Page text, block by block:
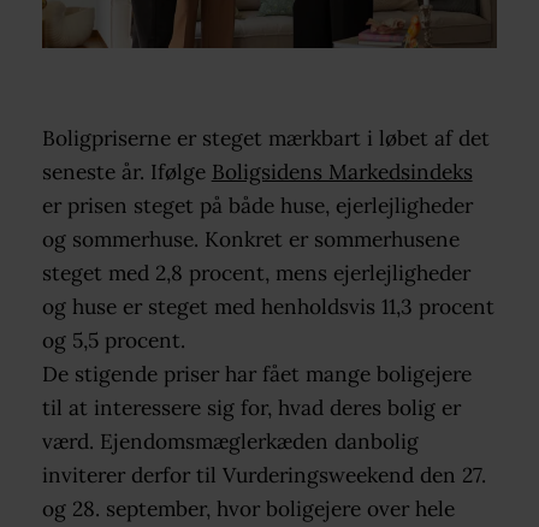
Boligpriserne er steget mærkbart i løbet af det
seneste år. Ifølge Boligsidens Markedsindeks
er prisen steget på både huse, ejerlejligheder
og sommerhuse. Konkret er sommerhusene
steget med 2,8 procent, mens ejerlejligheder
og huse er steget med henholdsvis 11,3 procent
og 5,5 procent.
De stigende priser har fået mange boligejere
til at interessere sig for, hvad deres bolig er
værd. Ejendomsmæglerkæden danbolig
inviterer derfor til Vurderingsweekend den 27.
og 28. september, hvor boligejere over hele